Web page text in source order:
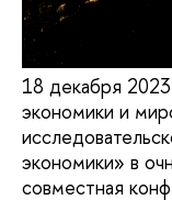
18 декабря 2023
экономики и
экономики» в
совместная